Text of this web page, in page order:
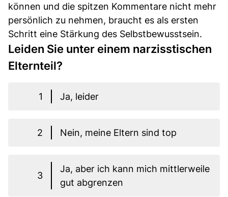
können und die spitzen Kommentare nicht mehr
persönlich zu nehmen, braucht es als ersten
Schritt eine Stärkung des Selbstbewusstsein.
Leiden Sie unter einem narzisstischen
Elternteil?
1 Ja, leider
2 Nein, meine Eltern sind top
3
Ja, aber ich kann mich mittlerweile
gut abgrenzen